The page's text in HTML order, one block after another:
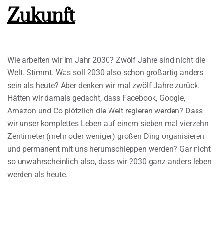
Zukunft
Wie arbeiten wir im Jahr 2030? Zwölf Jahre sind nicht die
Welt. Stimmt. Was soll 2030 also schon großartig anders
sein als heute? Aber denken wir mal zwölf Jahre zurück.
Hätten wir damals gedacht, dass Facebook, Google,
Amazon und Co plötzlich die Welt regieren werden? Dass
wir unser komplettes Leben auf einem sieben mal vierzehn
Zentimeter (mehr oder weniger) großen Ding organisieren
und permanent mit uns herumschleppen werden? Gar nicht
so unwahrscheinlich also, dass wir 2030 ganz anders leben
werden als heute.